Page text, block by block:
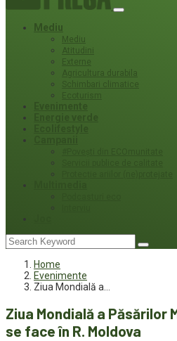
Mediu
Mediu
Atitudini
Externe
Agricultura durabila
Schimbari climatice
Ecoturism
Home
Evenimente
Ziua Mondială a…
Ziua Mondială a Păsărilor
se face în R. Moldova